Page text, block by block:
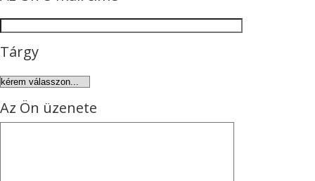
Tárgy
Az Ön üzenete